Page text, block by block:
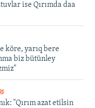
ise Qırımda daa
köre, yarıq bere
biz bütünley
"Qırım azat etilsin